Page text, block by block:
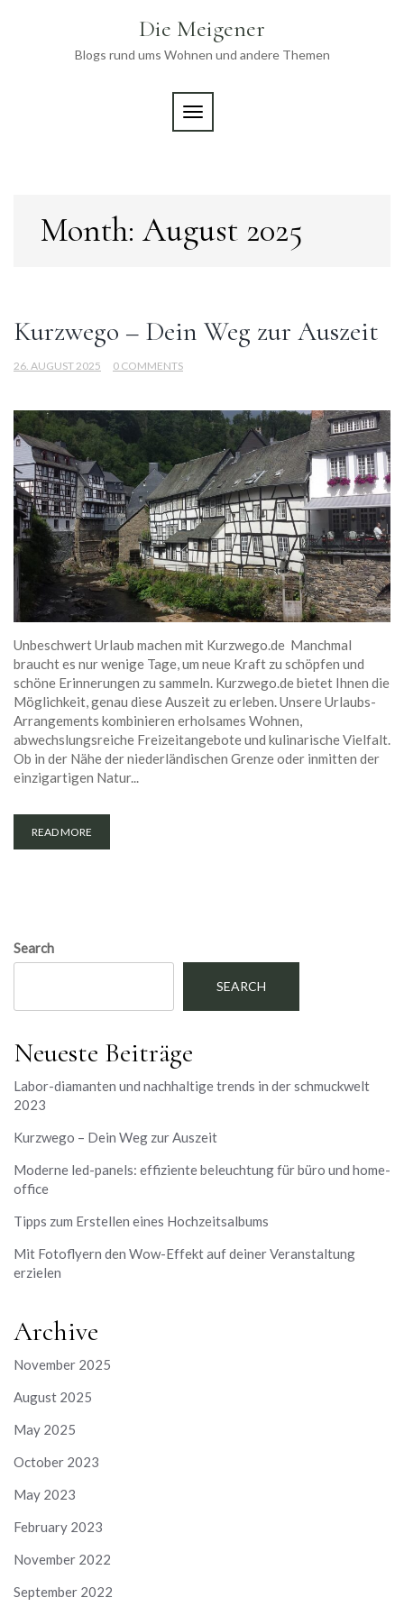
Die Meigener
Blogs rund ums Wohnen und andere Themen
TOGGLE NAVIGATION
Month: August 2025
Kurzwego – Dein Weg zur Auszeit
26. AUGUST 2025 0 COMMENTS
Unbeschwert Urlaub machen mit Kurzwego.de Manchmal
braucht es nur wenige Tage, um neue Kraft zu schöpfen und
schöne Erinnerungen zu sammeln. Kurzwego.de bietet Ihnen die
Möglichkeit, genau diese Auszeit zu erleben. Unsere Urlaubs-
Arrangements kombinieren erholsames Wohnen,
abwechslungsreiche Freizeitangebote und kulinarische Vielfalt.
Ob in der Nähe der niederländischen Grenze oder inmitten der
einzigartigen Natur...
READ MORE
Search
SEARCH
Neueste Beiträge
Labor-diamanten und nachhaltige trends in der schmuckwelt
2023
Kurzwego – Dein Weg zur Auszeit
Moderne led-panels: effiziente beleuchtung für büro und home-
office
Tipps zum Erstellen eines Hochzeitsalbums
Mit Fotoflyern den Wow-Effekt auf deiner Veranstaltung
erzielen
Archive
November 2025
August 2025
May 2025
October 2023
May 2023
February 2023
November 2022
September 2022